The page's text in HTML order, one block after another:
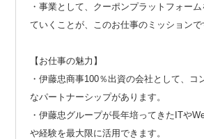
・事業として、クーポンプラットフォー
ていくことが、このお仕事のミッションで
【お仕事の魅力】
・伊藤忠商事100％出資の会社として、コ
なパートナーシップがあります。
・伊藤忠グループが長年培ってきたITや
や経験を最大限に活用できます。